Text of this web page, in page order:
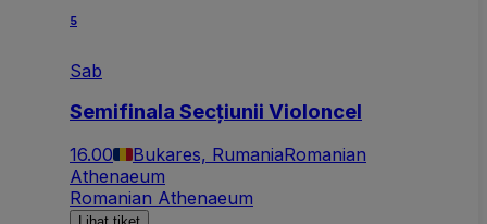
5
Sab
Semifinala Secțiunii Violoncel
16.00 Bukares, RumaniaRomanian
Athenaeum
Romanian Athenaeum